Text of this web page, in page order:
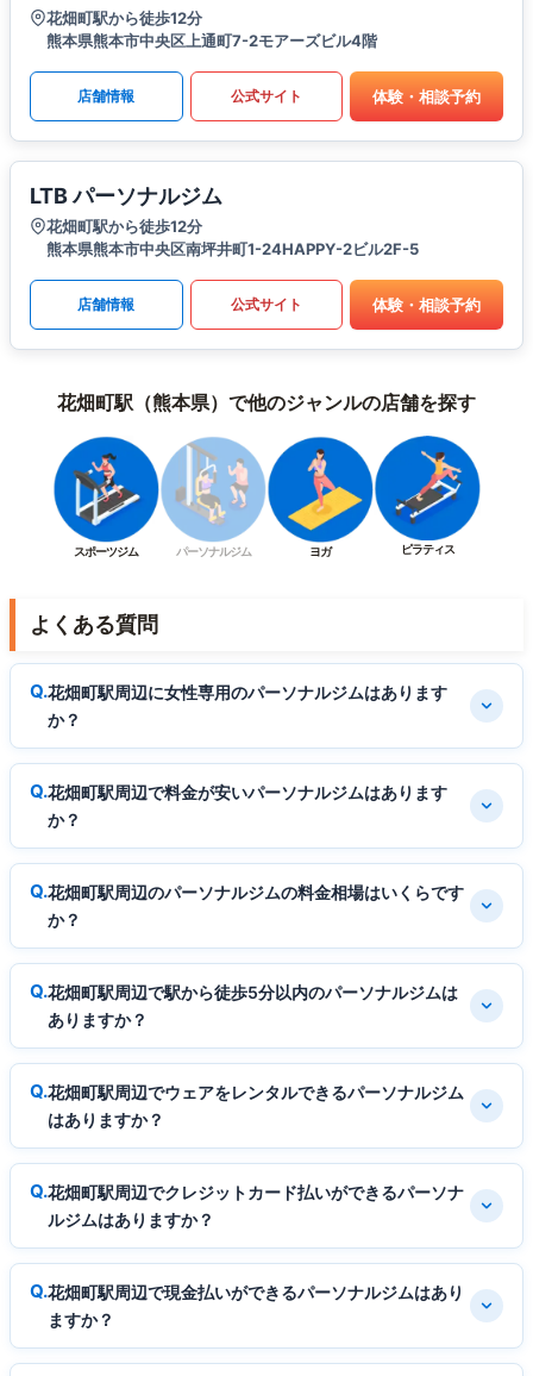
花畑町駅から徒歩12分
熊本県熊本市中央区上通町7-2モアーズビル4階
店舗情報 公式サイト 体験・相談予約
LTB パーソナルジム
花畑町駅から徒歩12分
熊本県熊本市中央区南坪井町1-24HAPPY-2ビル2F-5
店舗情報 公式サイト 体験・相談予約
花畑町駅（熊本県）で他のジャンルの店舗を探す
スポーツジム パーソナルジム ヨガ ピラティス
よくある質問
花畑町駅周辺に女性専用のパーソナルジムはあります
か？
花畑町駅周辺で料金が安いパーソナルジムはあります
か？
花畑町駅周辺のパーソナルジムの料金相場はいくらです
か？
花畑町駅周辺で駅から徒歩5分以内のパーソナルジムは
ありますか？
花畑町駅周辺でウェアをレンタルできるパーソナルジム
はありますか？
花畑町駅周辺でクレジットカード払いができるパーソナ
ルジムはありますか？
花畑町駅周辺で現金払いができるパーソナルジムはあり
ますか？